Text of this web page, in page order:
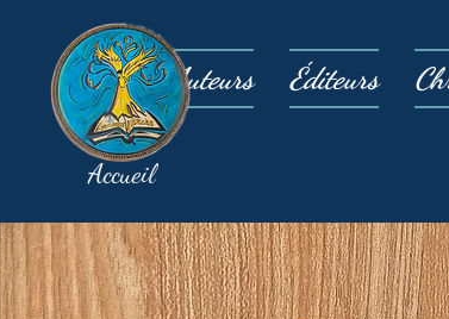
Auteurs Éditeurs
Accueil